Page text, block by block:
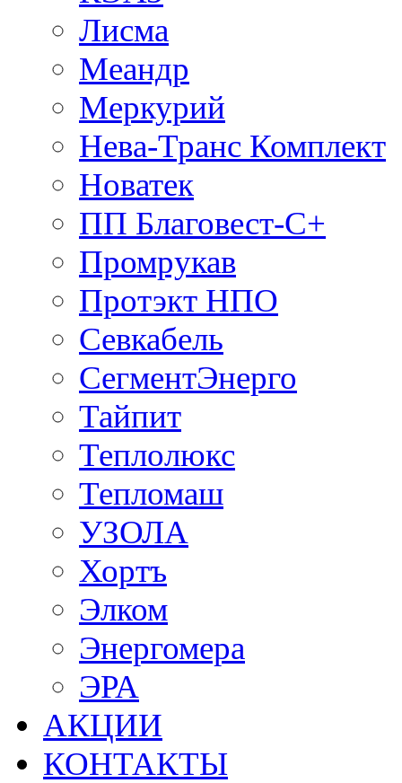
Лисма
Меандр
Меркурий
Нева-Транс Комплект
Новатек
ПП Благовест-С+
Промрукав
Протэкт НПО
Севкабель
СегментЭнерго
Тайпит
Теплолюкс
Тепломаш
УЗОЛА
Хортъ
Элком
Энергомера
ЭРА
АКЦИИ
КОНТАКТЫ